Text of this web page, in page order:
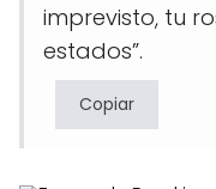
imprevisto, tu
estados”.
Copiar